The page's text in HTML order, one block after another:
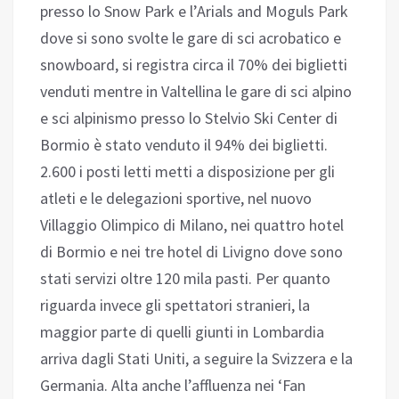
presso lo Snow Park e l’Arials and Moguls Park
dove si sono svolte le gare di sci acrobatico e
snowboard, si registra circa il 70% dei biglietti
venduti mentre in Valtellina le gare di sci alpino
e sci alpinismo presso lo Stelvio Ski Center di
Bormio è stato venduto il 94% dei biglietti.
2.600 i posti letti metti a disposizione per gli
atleti e le delegazioni sportive, nel nuovo
Villaggio Olimpico di Milano, nei quattro hotel
di Bormio e nei tre hotel di Livigno dove sono
stati servizi oltre 120 mila pasti. Per quanto
riguarda invece gli spettatori stranieri, la
maggior parte di quelli giunti in Lombardia
arriva dagli Stati Uniti, a seguire la Svizzera e la
Germania. Alta anche l’affluenza nei ‘Fan